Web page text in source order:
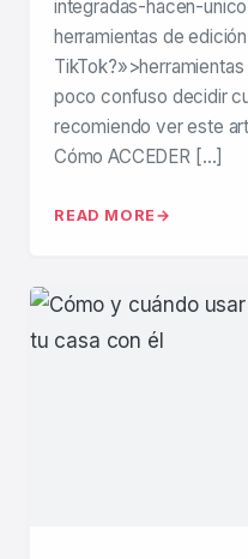
integradas-hacen-
herramientas de
poco confuso decidir
recomiendo ver este
Cómo ACCEDER […]
READ MORE